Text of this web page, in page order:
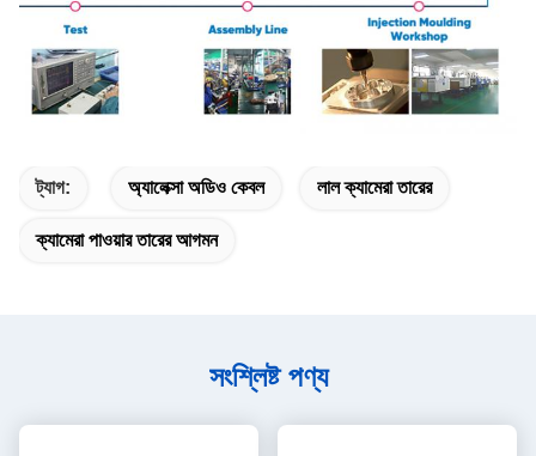
ট্যাগ: অ্যালেক্সা অডিও কেবল লাল ক্যামেরা তারের
ক্যামেরা পাওয়ার তারের আগমন
সংশ্লিষ্ট পণ্য